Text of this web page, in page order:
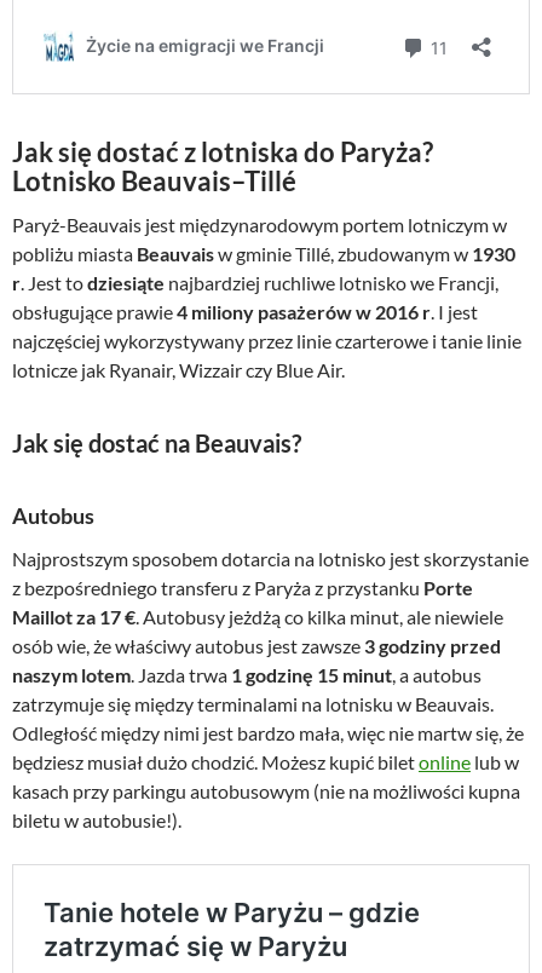
Jak się dostać z lotniska do Paryża?
Lotnisko Beauvais–Tillé
Paryż-Beauvais jest międzynarodowym portem lotniczym w
pobliżu miasta Beauvaisw gminie Tillé, zbudowanym w 1930
r . Jest todziesiąte najbardziej ruchliwe lotnisko we Francji,
obsługujące prawie4 miliony pasażerów w 2016 r . I jest
najczęściej wykorzystywany przez linie czarterowe i tanie linie
lotnicze jak Ryanair, Wizzair czy Blue Air.
Jak się dostać na Beauvais?
Autobus
Najprostszym sposobem dotarcia na lotnisko jest skorzystanie
z bezpośredniego transferu z Paryża z przystanku Porte
Maillot za 17 € . Autobusy jeżdżą co kilka minut, ale niewiele
osób wie, że właściwy autobus jest zawsze 3 godziny przed
naszym lotem . Jazda trwa 1 godzinę 15 minut , a autobus
zatrzymuje się między terminalami na lotnisku w Beauvais.
Odległość między nimi jest bardzo mała, więc nie martw się, że
będziesz musiał dużo chodzić. Możesz kupić biletonline lub w
kasach przy parkingu autobusowym (nie na możliwości kupna
biletu w autobusie!).